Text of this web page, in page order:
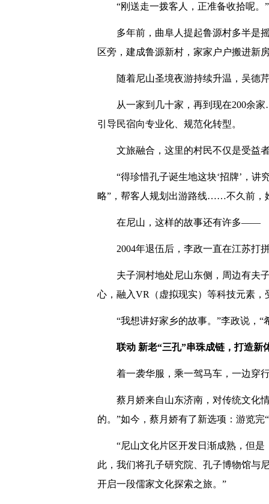
“刚送走一拨客人，正准备收拾呢。
多年前，曲阜人提起鲁源村多半是
区旁，建成鲁源新村，家家户户搬进新
随着尼山圣境夜游持续升温，吴德
从一家到几十家，再到现在200余
引导民宿向专业化、规范化转型。
文旅融合，这里的村民不仅是受益
“得珍惜孔子诞生地这块‘招牌’，
略”，帮客人规划出游路线……不久前，
在尼山，这样的故事还有许多——
2004年退伍后，李政一直在江苏打
夫子洞村地处尼山东侧，周边有夫
心，融入VR（虚拟现实）等科技元素，
“我想讲好家乡的故事。”李政说，
联动 新老“三孔”串珠成链，打造新
着一袭华服，乘一驾马车，一边穿
蔡月娇来自山东济南，对传统文化
的。”如今，蔡月娇有了新选项：游览
“尼山文化片区开发日渐成熟，但
此，我们将孔子研究院、孔子博物馆与
开启一段儒家文化探索之旅。”